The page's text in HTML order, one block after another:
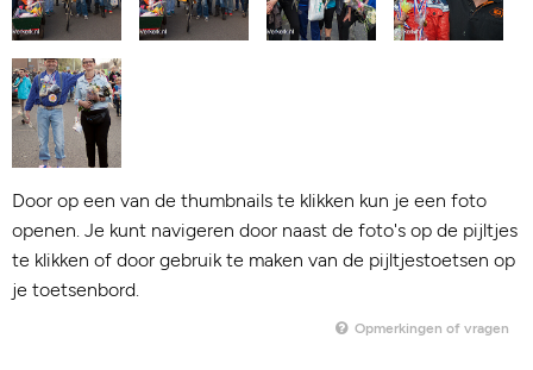
Door op een van de thumbnails te klikken kun je een foto
openen. Je kunt navigeren door naast de foto's op de pijltjes
te klikken of door gebruik te maken van de pijltjestoetsen op
je toetsenbord.
Opmerkingen of vragen